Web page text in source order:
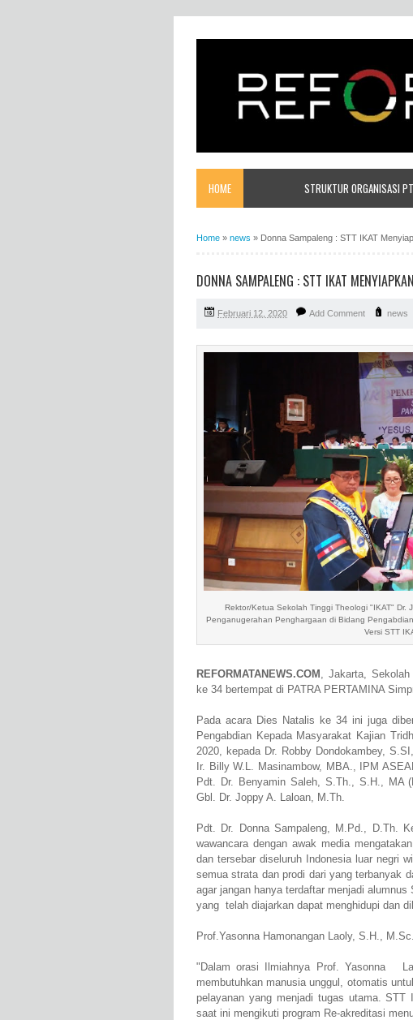
HOME STRUKTUR ORGANISASI
Home » news » Donna Sampaleng : STT IKAT
DONNA SAMPALENG : STT IKAT
Februari 12, 2020 Add Comment news
Rektor/Ketua Sekolah Tinggi Theologi "IKAT" Dr.
Penganugerahan Penghargaan di Bidang
Versi STT
REFORMATANEWS.COM , Jakarta,
ke 34 bertempat di PATRA PERTAMINA
Pada acara Dies Natalis ke 34 ini juga
Pengabdian Kepada Masyarakat Kajian
2020, kepada Dr. Robby Dondokambey,
Ir. Billy W.L. Masinambow, MBA., IPM
Pdt. Dr. Benyamin Saleh, S.Th., S.H., MA
Gbl. Dr. Joppy A. Laloan, M.Th.
Pdt. Dr. Donna Sampaleng, M.Pd., D.Th.
wawancara dengan awak media
dan tersebar diseluruh Indonesia luar negri
semua strata dan prodi dari yang terbanyak
agar jangan hanya terdaftar menjadi
yang telah diajarkan dapat menghidupi dan
Prof.Yasonna Hamonangan Laoly, S.H.,
"Dalam orasi Ilmiahnya Prof. Yasonna
membutuhkan manusia unggul, otomatis
pelayanan yang menjadi tugas utama.
saat ini mengikuti program Re-akreditasi